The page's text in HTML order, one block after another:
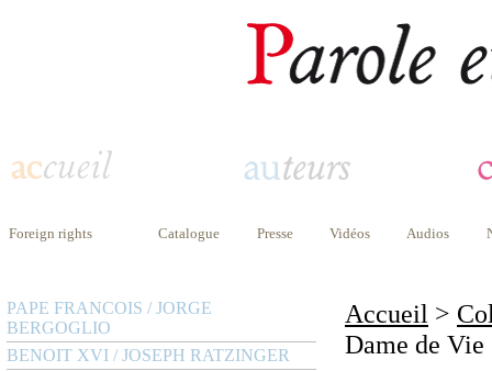
Foreign rights Catalogue Presse Vidéos Audios
PAPE FRANCOIS / JORGE
BERGOGLIO
BENOIT XVI / JOSEPH RATZINGER
Accueil >
Dame de Vie